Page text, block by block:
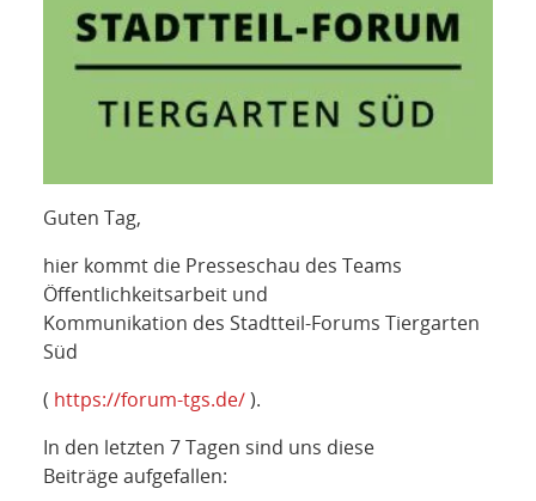
Guten Tag,
hier kommt die Presseschau des Teams
Öffentlichkeitsarbeit und
Kommunikation des Stadtteil-Forums Tiergarten
Süd
( https://forum-tgs.de/).
In den letzten 7 Tagen sind uns diese
Beiträge aufgefallen: